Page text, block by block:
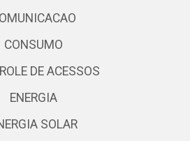
CONSUMO
DE ACESSOS
ENERGIA
SOLAR